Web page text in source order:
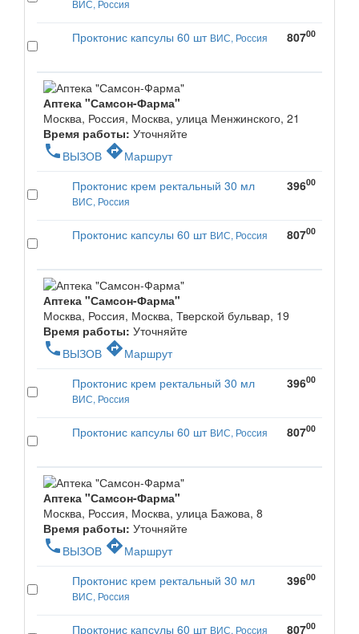
ВИС, Россия
Проктонис капсулы 60 шт ВИС, Россия 80700
Аптека "Самсон-Фарма"
Москва, Россия, Москва, улица Менжинского, 21
Время работы: Уточняйте
phone ВЫЗОВ directionsМаршрут
Проктонис крем ректальный 30 мл
ВИС, Россия
39600
Проктонис капсулы 60 шт ВИС, Россия 80700
Аптека "Самсон-Фарма"
Москва, Россия, Москва, Тверской бульвар, 19
Время работы: Уточняйте
phone ВЫЗОВ directionsМаршрут
Проктонис крем ректальный 30 мл
ВИС, Россия
39600
Проктонис капсулы 60 шт ВИС, Россия 80700
Аптека "Самсон-Фарма"
Москва, Россия, Москва, улица Бажова, 8
Время работы: Уточняйте
phone ВЫЗОВ directionsМаршрут
Проктонис крем ректальный 30 мл
ВИС, Россия
39600
Проктонис капсулы 60 шт ВИС, Россия 80700